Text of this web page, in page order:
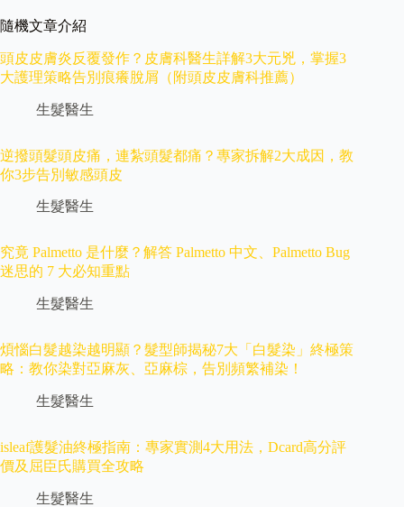
隨機文章介紹
頭皮皮膚炎反覆發作？皮膚科醫生詳解3大元兇，掌握3
大護理策略告別痕癢脫屑（附頭皮皮膚科推薦）
生髮醫生
逆撥頭髮頭皮痛，連紮頭髮都痛？專家拆解2大成因，教
你3步告別敏感頭皮
生髮醫生
究竟 Palmetto 是什麼？解答 Palmetto 中文、Palmetto Bug
迷思的 7 大必知重點
生髮醫生
煩惱白髮越染越明顯？髮型師揭秘7大「白髮染」終極策
略：教你染對亞麻灰、亞麻棕，告別頻繁補染！
生髮醫生
isleaf護髮油終極指南：專家實測4大用法，Dcard高分評
價及屈臣氏購買全攻略
生髮醫生